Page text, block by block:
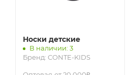
Носки детские
В наличии: 3
Бренд: CONTE-KIDS